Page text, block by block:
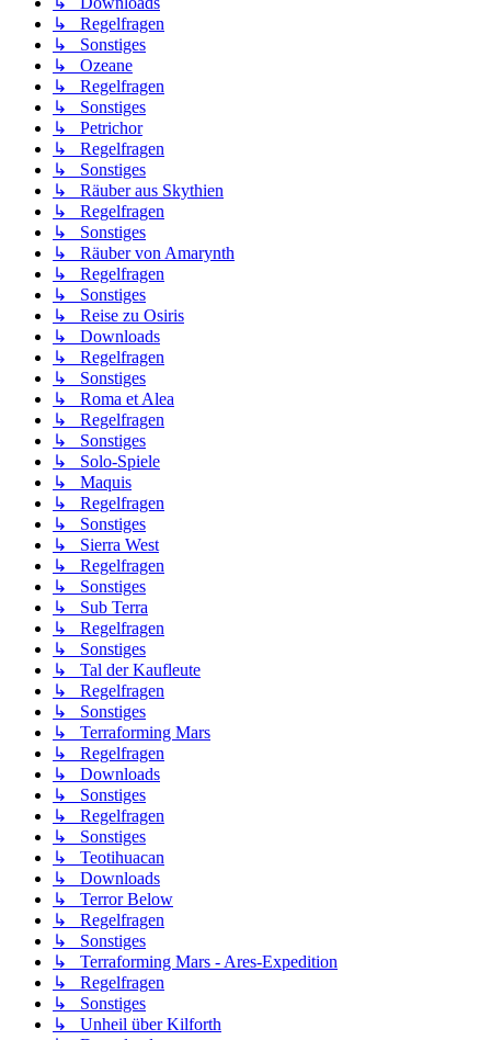
↳ Regelfragen
↳ Sonstiges
↳ Ozeane
↳ Regelfragen
↳ Sonstiges
↳ Petrichor
↳ Regelfragen
↳ Sonstiges
↳ Räuber aus Skythien
↳ Regelfragen
↳ Sonstiges
↳ Räuber von Amarynth
↳ Regelfragen
↳ Sonstiges
↳ Reise zu Osiris
↳ Downloads
↳ Regelfragen
↳ Sonstiges
↳ Roma et Alea
↳ Regelfragen
↳ Sonstiges
↳ Solo-Spiele
↳ Maquis
↳ Regelfragen
↳ Sonstiges
↳ Sierra West
↳ Regelfragen
↳ Sonstiges
↳ Sub Terra
↳ Regelfragen
↳ Sonstiges
↳ Tal der Kaufleute
↳ Regelfragen
↳ Sonstiges
↳ Terraforming Mars
↳ Regelfragen
↳ Downloads
↳ Sonstiges
↳ Regelfragen
↳ Sonstiges
↳ Teotihuacan
↳ Downloads
↳ Terror Below
↳ Regelfragen
↳ Sonstiges
↳ Terraforming Mars - Ares-Expedition
↳ Regelfragen
↳ Sonstiges
↳ Unheil über Kilforth